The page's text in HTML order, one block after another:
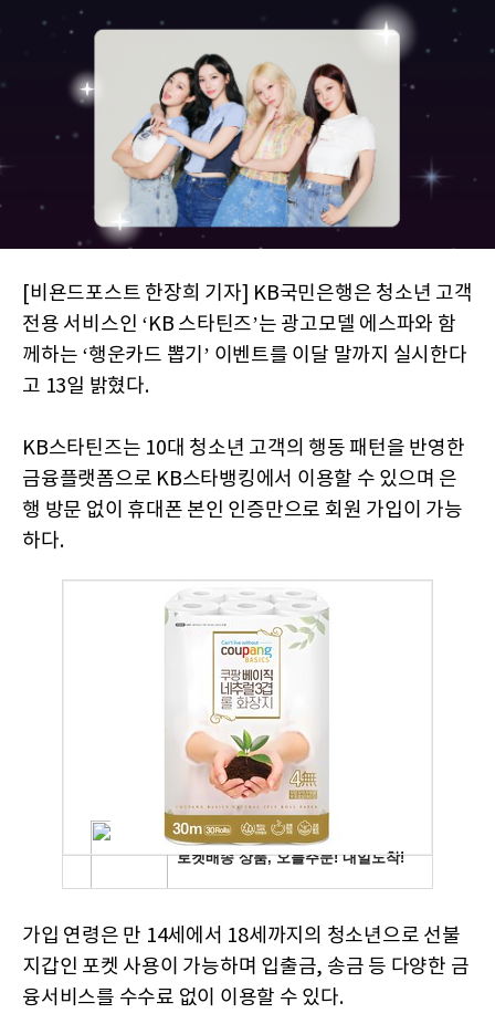
[비욘드포스트 한장희 기자] KB국민은행은 청소년 고객
전용 서비스인 ‘KB 스타틴즈’는 광고모델 에스파와 함
께하는 ‘행운카드 뽑기’ 이벤트를 이달 말까지 실시한다
고 13일 밝혔다.
KB스타틴즈는 10대 청소년 고객의 행동 패턴을 반영한
금융플랫폼으로 KB스타뱅킹에서 이용할 수 있으며 은
행 방문 없이 휴대폰 본인 인증만으로 회원 가입이 가능
하다.
가입 연령은 만 14세에서 18세까지의 청소년으로 선불
지갑인 포켓 사용이 가능하며 입출금, 송금 등 다양한 금
융서비스를 수수료 없이 이용할 수 있다.